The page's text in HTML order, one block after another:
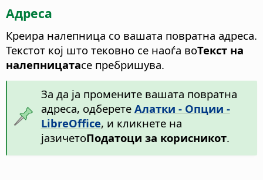
Адреса
Креира налепница со вашата повратна адреса.
Текстот кој што тековно се наоѓа воТекст на
налепницатасе пребришува.
За да ја промените вашата повратна
адреса, одберете Алатки - Опции -
LibreOffice, и кликнете на
јазичетоПодатоци за корисникот.